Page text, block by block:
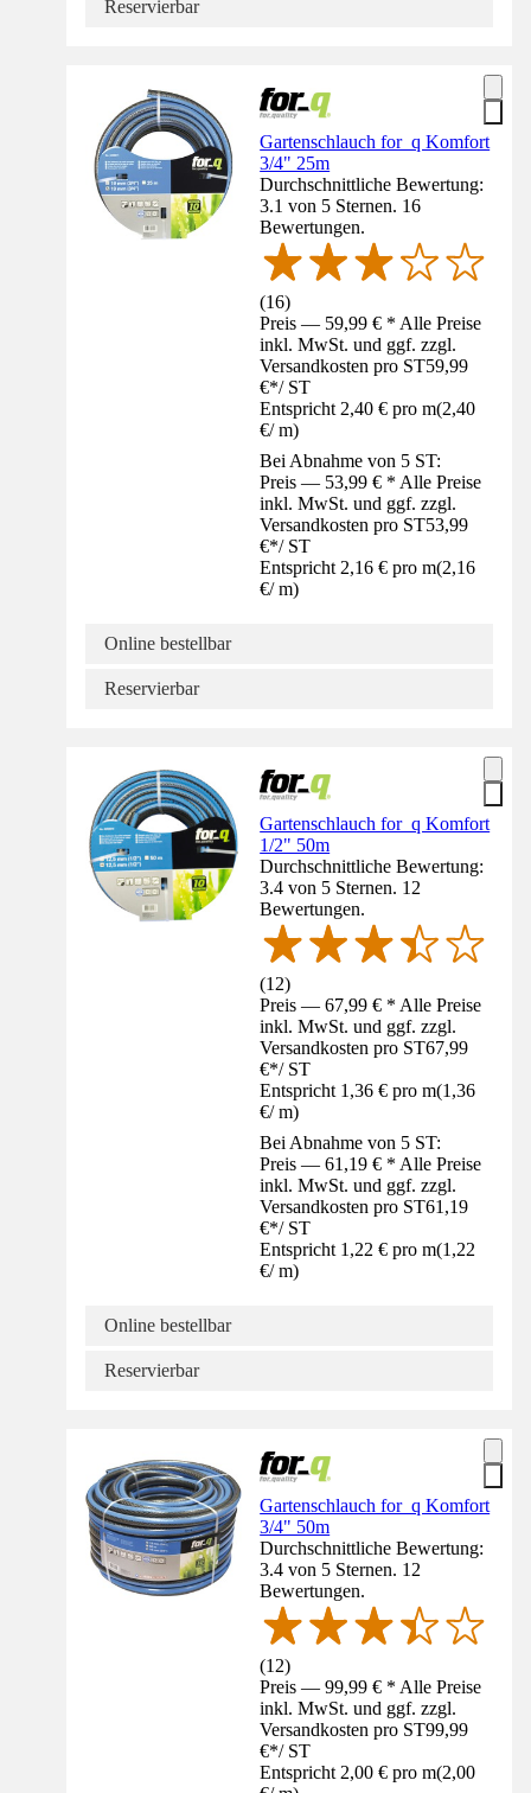
Reservierbar
Gartenschlauch for_q Komfort
3/4" 25m
Durchschnittliche Bewertung:
3.1 von 5 Sternen. 16
Bewertungen.
(16)
Preis — 59,99 € * Alle Preise
inkl. MwSt. und ggf. zzgl.
Versandkosten pro ST59,99
€*/ ST
Entspricht 2,40 € pro m(2,40
€/ m)
Bei Abnahme von 5 ST:
Preis — 53,99 € * Alle Preise
inkl. MwSt. und ggf. zzgl.
Versandkosten pro ST53,99
€*/ ST
Entspricht 2,16 € pro m(2,16
€/ m)
Online bestellbar
Reservierbar
Gartenschlauch for_q Komfort
1/2" 50m
Durchschnittliche Bewertung:
3.4 von 5 Sternen. 12
Bewertungen.
(12)
Preis — 67,99 € * Alle Preise
inkl. MwSt. und ggf. zzgl.
Versandkosten pro ST67,99
€*/ ST
Entspricht 1,36 € pro m(1,36
€/ m)
Bei Abnahme von 5 ST:
Preis — 61,19 € * Alle Preise
inkl. MwSt. und ggf. zzgl.
Versandkosten pro ST61,19
€*/ ST
Entspricht 1,22 € pro m(1,22
€/ m)
Online bestellbar
Reservierbar
Gartenschlauch for_q Komfort
3/4" 50m
Durchschnittliche Bewertung:
3.4 von 5 Sternen. 12
Bewertungen.
(12)
Preis — 99,99 € * Alle Preise
inkl. MwSt. und ggf. zzgl.
Versandkosten pro ST99,99
€*/ ST
Entspricht 2,00 € pro m(2,00